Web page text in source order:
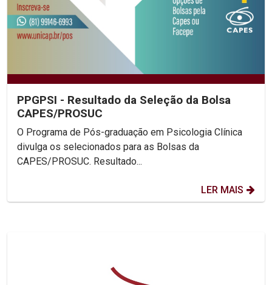
PPGPSI - Resultado da Seleção da Bolsa
CAPES/PROSUC
O Programa de Pós-graduação em Psicologia Clínica
divulga os selecionados para as Bolsas da
CAPES/PROSUC. Resultado...
LER MAIS